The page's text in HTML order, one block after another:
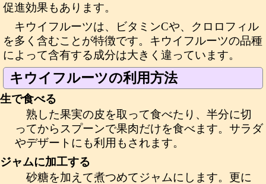
促進効果もあります。
キウイフルーツは、ビタミンCや、クロロフィル
を多く含むことが特徴です。キウイフルーツの品種
によって含有する成分は大きく違っています。
キウイフルーツの利用方法
生で食べる
熟した果実の皮を取って食べたり、半分に切
ってからスプーンで果肉だけを食べます。サラダ
やデザートにも利用もされます。
ジャムに加工する
砂糖を加えて煮つめてジャムにします。更に